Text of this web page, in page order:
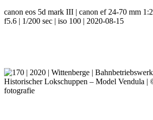
canon eos 5d mark III | canon ef 24-70 mm
f5.6 | 1/200 sec | iso 100 | 2020-08-15